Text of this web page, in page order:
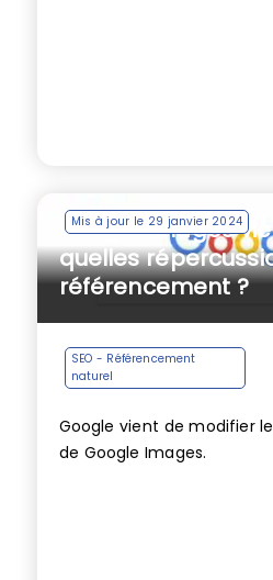
Mis à jour le 29 janvier 2024
Google Images
quelles
référencement ?
SEO - Référencement
naturel
Google vient de modifier
de Google Images.